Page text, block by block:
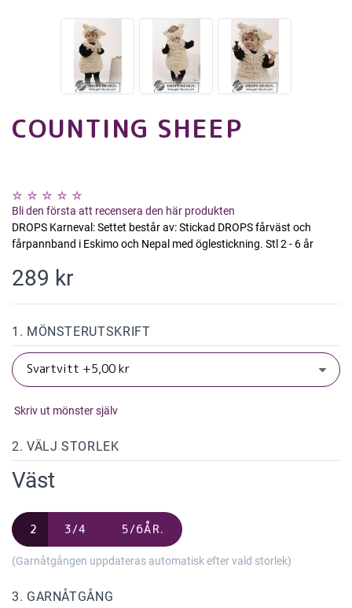
COUNTING SHEEP
Bli den första att recensera den här produkten
DROPS Karneval: Settet består av: Stickad DROPS fårväst och
fårpannband i Eskimo och Nepal med öglestickning. Stl 2 - 6 år
289 kr
1. MÖNSTERUTSKRIFT
Skriv ut mönster själv
2. VÄLJ STORLEK
Väst
2 3/4 5/6ÅR.
(Garnåtgången uppdateras automatisk efter vald storlek)
3. GARNÅTGÅNG